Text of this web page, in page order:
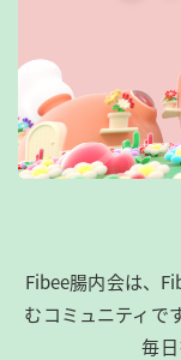
Fibee腸内会は、​
むコミュニティで
毎